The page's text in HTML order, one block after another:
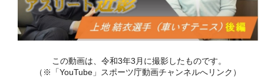
この動画は、令和3年3月に撮影したものです。
（※「YouTube」スポーツ庁動画チャンネルへリンク）